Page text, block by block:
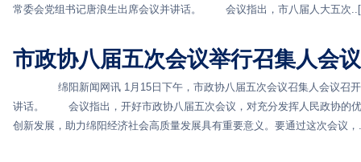
常委会党组书记唐浪生出席会议并讲话。 会议指出，市八届人大五次..[
市政协八届五次会议举行召集人会议
绵阳新闻网讯 1月15日下午，市政协八届五次会议召集人会议召开
讲话。 会议指出，开好市政协八届五次会议，对充分发挥人民政协的优
创新发展，助力绵阳经济社会高质量发展具有重要意义。要通过这次会议